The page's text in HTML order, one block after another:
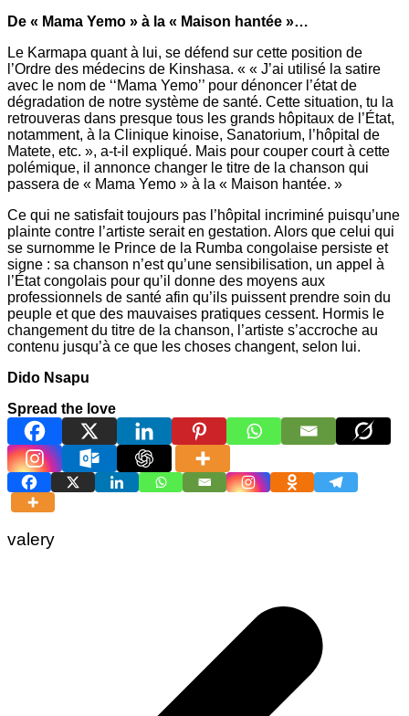
De « Mama Yemo » à la « Maison hantée »…
Le Karmapa quant à lui, se défend sur cette position de
l’Ordre des médecins de Kinshasa. « « J’ai utilisé la satire
avec le nom de ‘‘Mama Yemo’’ pour dénoncer l’état de
dégradation de notre système de santé. Cette situation, tu la
retrouveras dans presque tous les grands hôpitaux de l’État,
notamment, à la Clinique kinoise, Sanatorium, l’hôpital de
Matete, etc. », a-t-il expliqué. Mais pour couper court à cette
polémique, il annonce changer le titre de la chanson qui
passera de « Mama Yemo » à la « Maison hantée. »
Ce qui ne satisfait toujours pas l’hôpital incriminé puisqu’une
plainte contre l’artiste serait en gestation. Alors que celui qui
se surnomme le Prince de la Rumba congolaise persiste et
signe : sa chanson n’est qu’une sensibilisation, un appel à
l’État congolais pour qu’il donne des moyens aux
professionnels de santé afin qu’ils puissent prendre soin du
peuple et que des mauvaises pratiques cessent. Hormis le
changement du titre de la chanson, l’artiste s’accroche au
contenu jusqu’à ce que les choses changent, selon lui.
Dido Nsapu
Spread the love
valery